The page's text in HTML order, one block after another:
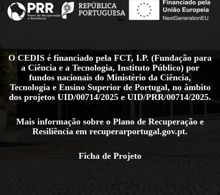
O CEDIS é financiado pela FCT, I.P. (Fundação para
a Ciência e a Tecnologia, Instituto Público) por
fundos nacionais do Ministério da Ciência,
Tecnologia e Ensino Superior de Portugal, no âmbito
dos projetos UID/00714/2025 e UID/PRR/00714/2025.
Mais informação sobre o Plano de Recuperação e
Resiliência em recuperarportugal.gov.pt.
Ficha de Projeto